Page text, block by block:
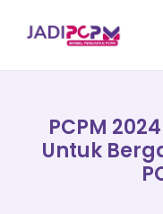
PCPM
Untuk